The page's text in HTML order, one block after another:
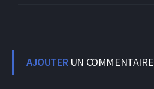
AJOUTER UN COMMENTAIRE